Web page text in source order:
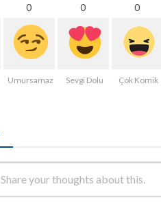
0
Umursamaz
0
Sevgi Dolu
0
Çok Komik